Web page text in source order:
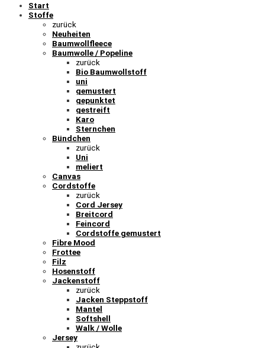
Start
Stoffe
zurück
Neuheiten
Baumwollfleece
Baumwolle / Popeline
zurück
Bio Baumwollstoff
uni
gemustert
gepunktet
gestreift
Karo
Sternchen
Bündchen
zurück
Uni
meliert
Canvas
Cordstoffe
zurück
Cord Jersey
Breitcord
Feincord
Cordstoffe gemustert
Fibre Mood
Frottee
Filz
Hosenstoff
Jackenstoff
zurück
Jacken Steppstoff
Mantel
Softshell
Walk / Wolle
Jersey